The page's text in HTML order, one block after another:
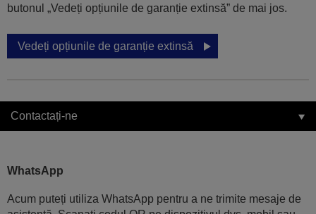
butonul „Vedeți opțiunile de garanție extinsă” de mai jos.
Vedeți opțiunile de garanție extinsă
Contactați-ne
WhatsApp
Acum puteți utiliza WhatsApp pentru a ne trimite mesaje de